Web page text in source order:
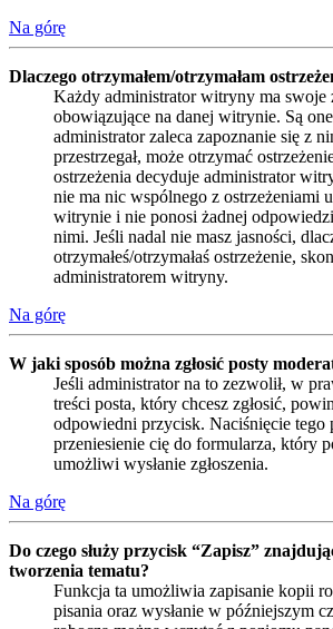
Na górę
Dlaczego otrzymałem/otrzymałam
Każdy administrator witryny ma swoje
obowiązujące na danej witrynie. Są
administrator zaleca zapoznanie się z
przestrzegał, może otrzymać
ostrzeżenia decyduje administrator
nie ma nic wspólnego z ostrzeżeniami
witrynie i nie ponosi żadnej
nimi. Jeśli nadal nie masz jasności,
otrzymałeś/otrzymałaś ostrzeżenie,
administratorem witryny.
Na górę
W jaki sposób można zgłosić posty
Jeśli administrator na to zezwolił, w
treści posta, który chcesz zgłosić,
odpowiedni przycisk. Naciśnięcie tego
przeniesienie cię do formularza, który
umożliwi wysłanie zgłoszenia.
Na górę
Do czego służy przycisk “Zapisz”
tworzenia tematu?
Funkcja ta umożliwia zapisanie kopii
pisania oraz wysłanie w późniejszym